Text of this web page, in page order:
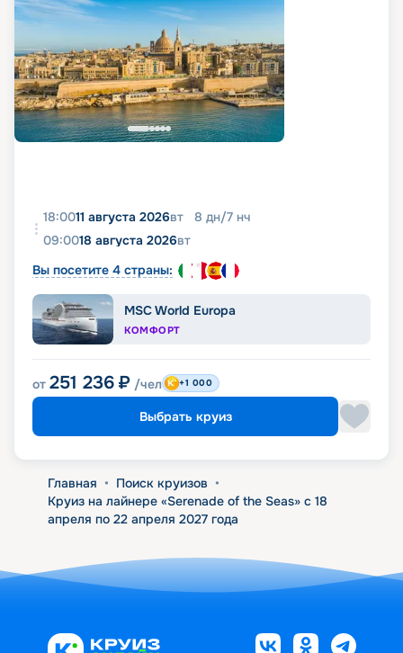
18:0011 августа 2026вт 8 дн/7 нч
09:0018 августа 2026вт
Вы посетите 4 страны:
MSC World Europa
КОМФОРТ
от 251 236 ₽ /чел +1 000
Выбрать круиз
Главная • Поиск круизов •
Круиз на лайнере «Serenade of the Seas» с 18
апреля по 22 апреля 2027 года